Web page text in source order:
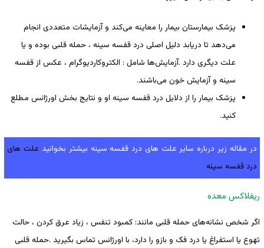
پزشک بیمارستان بیمار را معاینه می‌کند و آزمایشات متعددی انجام
می‌دهد تا دریابد دلیل اصلی درد قفسه سینه ، حمله قلبی بوده و یا
علت دیگری دارد .آزمایش‌ها شامل : الکتروکاردیوگرام ، عکس از قفسه
سینه و آزمایش خون می‌باشند.
پزشک بیمار را از دلایل درد قفسه سینه او و نتایج بخش اورژانس مطلع
کنید.
در مقاله زیر درباره سایر علت های درد قفسه سینه بیشتر بخوانید علت های
درد قفسه سینه
ریفلاکس معده
اگر شخص نشانه‌های حمله قلبی مانند: کمبود تنفس ، زیاد عرق کردن ، حالت
تهوع یا استفراغ یا درد فک و بازو را دارد، با اورژانس تماس بگیرید .حمله قلبی